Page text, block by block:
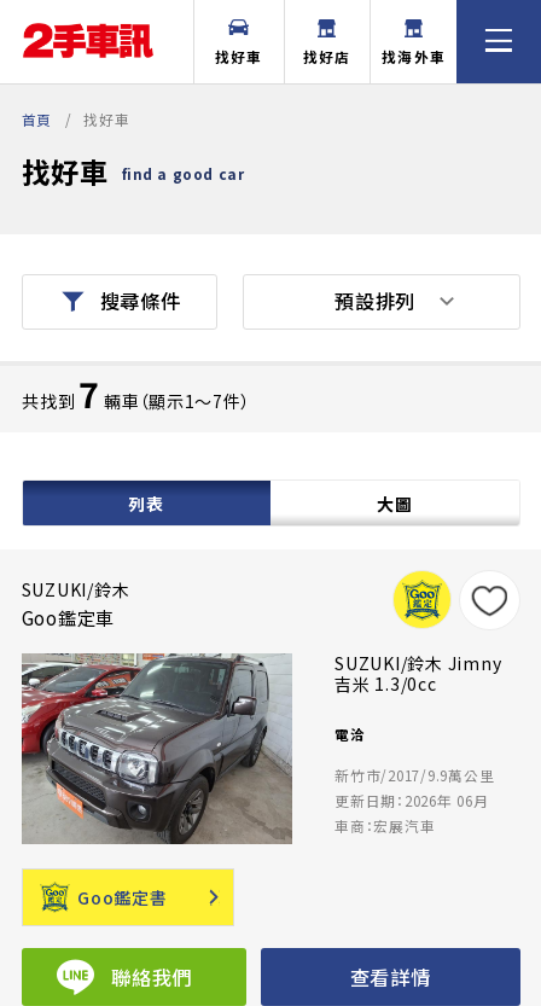
找好車 找好店 找海外車
首頁 找好車
找好車 find a good car
搜尋條件
共找到 7 輛車（顯示1〜7件）
列表 大圖
預設排列
SUZUKI/鈴木
Goo鑑定車
SUZUKI/鈴木 Jimny
吉米 1.3/0cc
電洽
新竹市/2017/9.9萬公里
更新日期：2026年 06月
車商：宏展汽車
Goo鑑定書
聯絡我們 查看詳情